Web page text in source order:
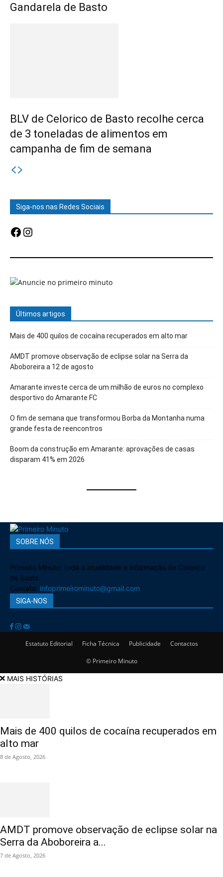
Gandarela de Basto
BLV de Celorico de Basto recolhe cerca
de 3 toneladas de alimentos em
campanha de fim de semana
Siga-nos nas Redes Sociais
Facebook
Instagram
Últimos artigos
Mais de 400 quilos de cocaína recuperados em alto mar
AMDT promove observação de eclipse solar na Serra da
Aboboreira a 12 de agosto
Amarante investe cerca de um milhão de euros no complexo
desportivo do Amarante FC
O fim de semana que transformou Borba da Montanha numa
grande festa de reencontros
Boom da construção em Amarante: aprovações de casas
disparam 41% em 2026
SOBRE NÓS
Primeiro Minuto: toda a atualidade e informação de Celorico
de Basto.
Contato: infoprimeirominuto@gmail.com
SIGA-NOS
Estatuto Editorial Ficha Técnica Publicidade Contactos
© Primeiro Minuto
MAIS HISTÓRIAS
Mais de 400 quilos de cocaína recuperados em
alto mar
8 de Agosto, 2026
AMDT promove observação de eclipse solar na
Serra da Aboboreira a...
7 de Agosto, 2026